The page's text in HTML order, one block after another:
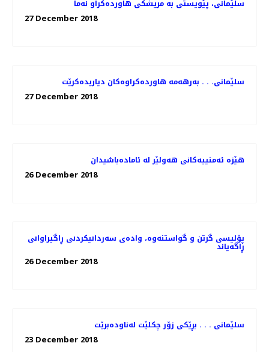
27 December 2018
سلێمانی. . . به‌رهه‌مه‌ هاورده‌كراوه‌كان دیاریده‌كرێت
27 December 2018
هێزە ئەمنییەكانی هەولێر لە ئامادەباشیدان
26 December 2018
پۆلیسی گرتن و گواستنەوە، وادەی سەردانیكردنی ڕاگیراوانی
ڕاگەیاند
26 December 2018
سلێمانی . . . بڕێكی زۆر چكلێت له‌ناوده‌برێت
23 December 2018